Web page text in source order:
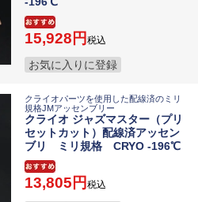
15,928 税込
お気に入りに登録
クライオパーツを使用した配線済のミリ
規格JMアッセンブリー
クライオ ジャズマスター（プリ
セットカット）配線済アッセン
ブリ ミリ規格 CRYO -196℃
13,805 税込